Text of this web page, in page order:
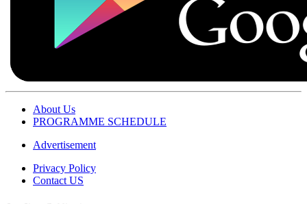
About Us
PROGRAMME SCHEDULE
Advertisement
Privacy Policy
Contact US